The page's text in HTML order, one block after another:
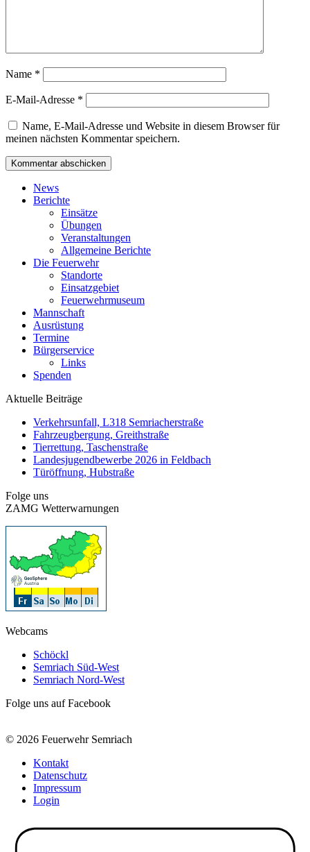
Name *
E-Mail-Adresse *
Name, E-Mail-Adresse und Website in diesem Browser für
meinen nächsten Kommentar speichern.
News
Berichte
Einsätze
Übungen
Veranstaltungen
Allgemeine Berichte
Die Feuerwehr
Standorte
Einsatzgebiet
Feuerwehrmuseum
Mannschaft
Ausrüstung
Termine
Bürgerservice
Links
Spenden
Aktuelle Beiträge
Verkehrsunfall, L318 Semriacherstraße
Fahrzeugbergung, Greithstraße
Tierrettung, Taschenstraße
Landesjugendbewerbe 2026 in Feldbach
Türöffnung, Hubstraße
Folge uns
ZAMG Wetterwarnungen
Webcams
Schöckl
Semriach Süd-West
Semriach Nord-West
Folge uns auf Facebook
© 2026 Feuerwehr Semriach
Kontakt
Datenschutz
Impressum
Login